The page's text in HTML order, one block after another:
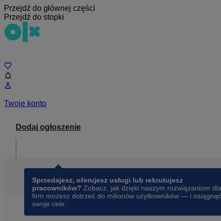
Przejdź do głównej części
Przejdź do stopki
Twoje konto
Dodaj ogłoszenie
Sprzedajesz, oferujesz usługi lub rekrutujesz
pracowników? Zobacz, jak dzięki naszym rozwiązaniom dla
firm możesz dotrzeć do milionów użytkowników — i osiągnąć
swoje cele.